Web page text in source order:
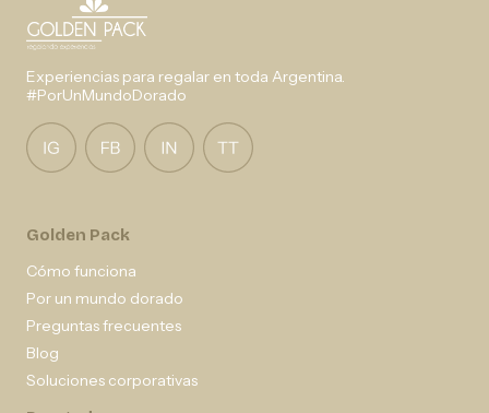
Experiencias para regalar en toda Argentina.
#PorUnMundoDorado
Golden Pack
Cómo funciona
Por un mundo dorado
Preguntas frecuentes
Blog
Soluciones corporativas